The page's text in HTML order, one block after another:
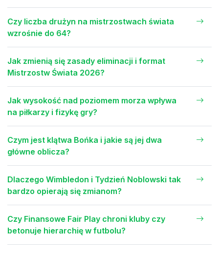
Czy liczba drużyn na mistrzostwach świata
wzrośnie do 64?
Jak zmienią się zasady eliminacji i format
Mistrzostw Świata 2026?
Jak wysokość nad poziomem morza wpływa
na piłkarzy i fizykę gry?
Czym jest klątwa Bońka i jakie są jej dwa
główne oblicza?
Dlaczego Wimbledon i Tydzień Noblowski tak
bardzo opierają się zmianom?
Czy Finansowe Fair Play chroni kluby czy
betonuje hierarchię w futbolu?